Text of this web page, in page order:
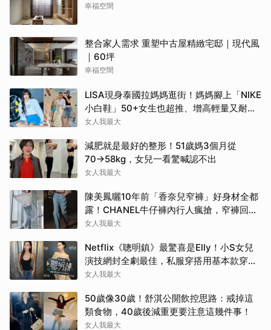
幸福空間
整合家人需求 重塑中古屋精緻宅邸｜現代風
｜60坪
幸福空間
LISA現身泰國拉媽媽逛街！媽媽腳上「NIKE
小白鞋」50+女生也超推、增高輕量又耐
走！
女人我最大
減肥就是最好的整形！51歲媽3個月從
70→58kg，女兒一看驚喊認不出
女人我最大
陳美鳳曬10年前「香奈兒窄褲」好身材全都
露！CHANEL牛仔褲內行人瘋搶，窄褲回歸
必看這幾條
女人我最大
Netflix《聰明鎮》最驚喜是Elly！小S女兒
演技網封全劇最佳，私服穿搭用基本款穿出
高級感
女人我最大
50歲像30歲！舒淇公開飲控思路：戒掉這
類食物，40歲後減重更要注意這幾件事！
女人我最大